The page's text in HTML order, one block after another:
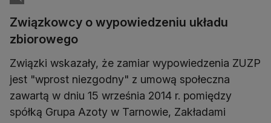
Związkowcy o wypowiedzeniu układu
zbiorowego
Związki wskazały, że zamiar wypowiedzenia ZUZP
jest "wprost niezgodny" z umową społeczna
zawartą w dniu 15 września 2014 r. pomiędzy
spółką Grupa Azoty w Tarnowie, Zakładami